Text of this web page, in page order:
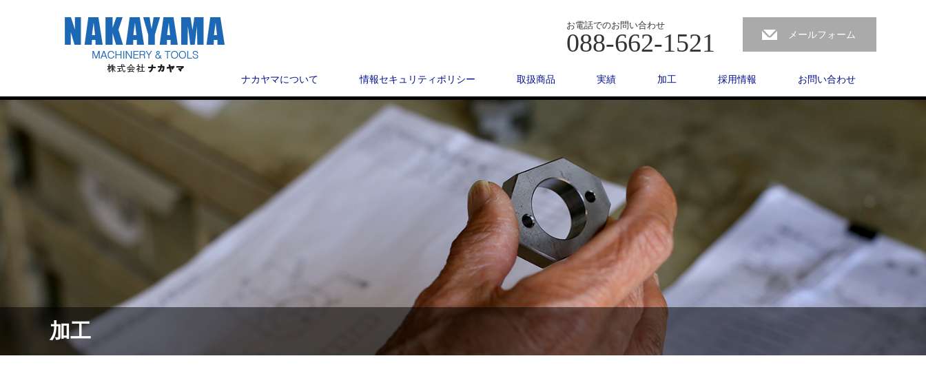
お電話でのお問い合わせ
088-662-1521 メールフォーム
ナカヤマについて 情報セキュリティポリシー 取扱商品 実績 加工 採用情報 お問い合わせ
加工